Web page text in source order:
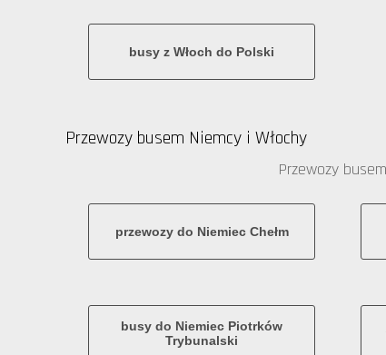
busy z Włoch do Polski
Przewozy busem Niemcy i Włochy
Przewozy
przewozy do Niemiec Chełm
busy do Niemiec Piotrków
Trybunalski